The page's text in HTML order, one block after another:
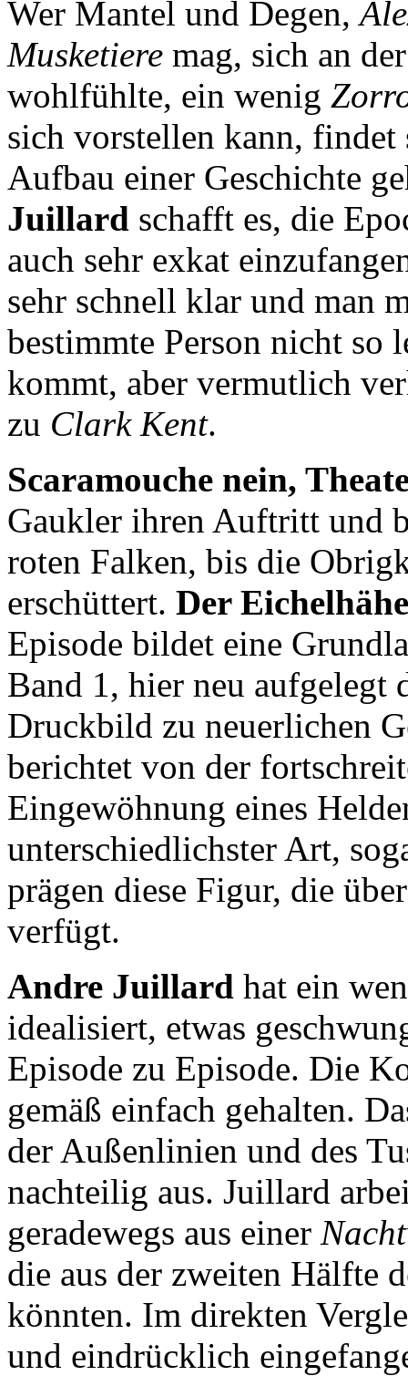
Wer Mantel und Degen,
Musketiere mag, sich an
wohlfühlte, ein wenig
sich vorstellen kann,
Aufbau einer Geschichte
Juillard schafft es, die
auch sehr exkat
sehr schnell klar und man
bestimmte Person nicht so
kommt, aber vermutlich
zu Clark Kent.
Scaramouche nein,
Gaukler ihren Auftritt und
roten Falken, bis die
erschüttert. Der
Episode bildet eine
Band 1, hier neu aufgelegt
Druckbild zu neuerlichen
berichtet von der
Eingewöhnung eines
unterschiedlichster Art,
prägen diese Figur, die
verfügt.
Andre Juillard hat ein
idealisiert, etwas
Episode zu Episode. Die
gemäß einfach gehalten.
der Außenlinien und des
nachteilig aus. Juillard
geradewegs aus einer
die aus der zweiten Hälfte
könnten. Im direkten
und eindrücklich